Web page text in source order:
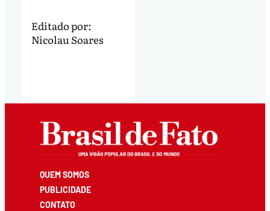
Editado por:
Nicolau Soares
QUEM SOMOS
PUBLICIDADE
CONTATO